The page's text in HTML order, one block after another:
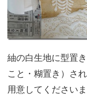
紬の白生地に型置
こと・糊置き）さ
用意してくださいま